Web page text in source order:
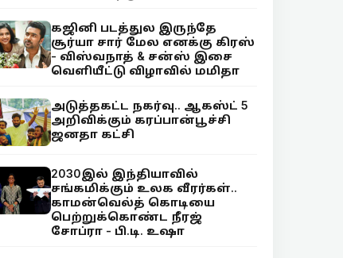
கஜினி படத்துல இருந்தே
சூர்யா சார் மேல எனக்கு கிரஸ்
- விஸ்வநாத் & சன்ஸ் இசை
வெளியீட்டு விழாவில் மமிதா
அடுத்தகட்ட நகர்வு.. ஆகஸ்ட் 5
அறிவிக்கும் கரப்பான்பூச்சி
ஜனதா கட்சி
2030இல் இந்தியாவில்
சங்கமிக்கும் உலக வீரர்கள்..
காமன்வெல்த் கொடியை
பெற்றுக்கொண்ட நீரஜ்
சோப்ரா - பி.டி. உஷா